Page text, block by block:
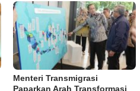
Menteri Transmigrasi
Paparkan Arah Transformasi